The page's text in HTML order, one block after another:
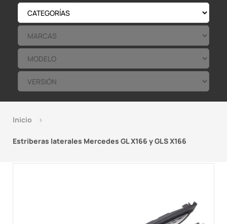
Inicio
Estriberas laterales Mercedes GL X166 y GLS X166